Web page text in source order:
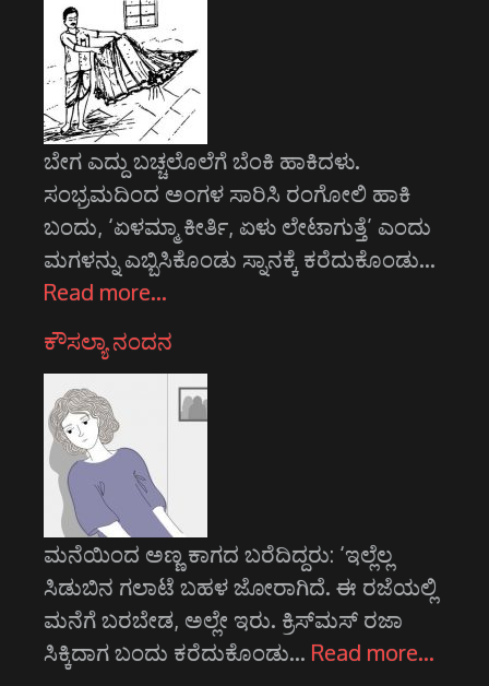
ಬೇಗ ಎದ್ದು ಬಚ್ಚಲೊಲೆಗೆ ಬೆಂಕಿ ಹಾಕಿದಳು.
ಸಂಭ್ರಮದಿಂದ ಅಂಗಳ ಸಾರಿಸಿ ರಂಗೋಲಿ ಹಾಕಿ
ಬಂದು, ‘ಏಳಮ್ಮಾ ಕೀರ್ತಿ, ಏಳು ಲೇಟಾಗುತ್ತೆ’ ಎಂದು
ಮಗಳನ್ನು ಎಬ್ಬಿಸಿಕೊಂಡು ಸ್ನಾನಕ್ಕೆ ಕರೆದುಕೊಂಡು…
Read more…
ಕೌಸಲ್ಯಾ ನಂದನ
ಮನೆಯಿಂದ ಅಣ್ಣ ಕಾಗದ ಬರೆದಿದ್ದರು: ‘ಇಲ್ಲೆಲ್ಲ
ಸಿಡುಬಿನ ಗಲಾಟೆ ಬಹಳ ಜೋರಾಗಿದೆ. ಈ ರಜೆಯಲ್ಲಿ
ಮನೆಗೆ ಬರಬೇಡ, ಅಲ್ಲೇ ಇರು. ಕ್ರಿಸ್‌ಮಸ್‌ ರಜಾ
ಸಿಕ್ಕಿದಾಗ ಬಂದು ಕರೆದುಕೊಂಡು… Read more…